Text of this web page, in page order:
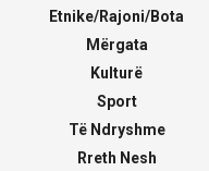
Etnike/Rajoni/Bota
Mërgata
Kulturë
Sport
Të Ndryshme
Rreth Nesh